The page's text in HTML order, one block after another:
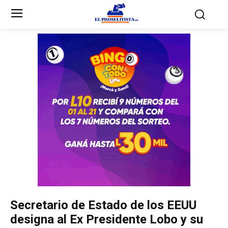
Partidos Políticos
Partido Liberal
Unificación Democrática
Anticorrupción
Partidos Políticos
Partido Liberal
Unificación Democrática
Anticorrupción
Secretario de Estado de los EEUU
designa al Ex Presidente Lobo y su